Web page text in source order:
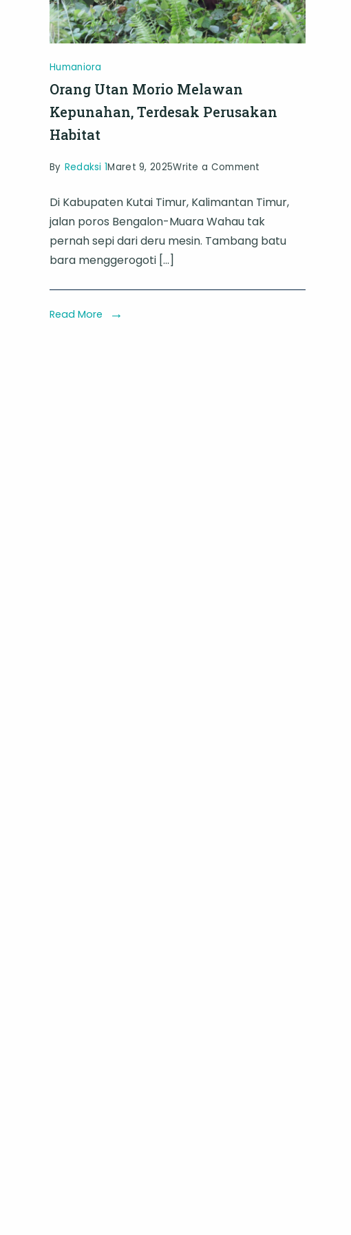
Humaniora
Orang Utan Morio Melawan
Kepunahan, Terdesak Perusakan
Habitat
By Redaksi 1Maret 9, 2025Write a Comment
Utan
Morio
Melawan
Terdesak
Di Kabupaten Kutai Timur, Kalimantan Timur,
jalan poros Bengalon-Muara Wahau tak
pernah sepi dari deru mesin. Tambang batu
bara menggerogoti […]
Read More